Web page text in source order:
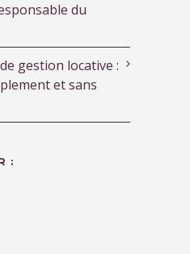
du
gestion locative :
et sans
: